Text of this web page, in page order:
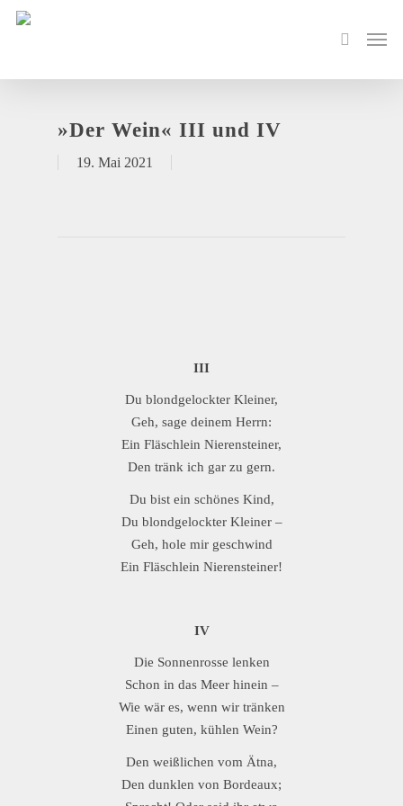
»Der Wein« III und IV
19. Mai 2021
III
Du blondgelockter Kleiner,
Geh, sage deinem Herrn:
Ein Fläschlein Nierensteiner,
Den tränk ich gar zu gern.
Du bist ein schönes Kind,
Du blondgelockter Kleiner –
Geh, hole mir geschwind
Ein Fläschlein Nierensteiner!
IV
Die Sonnenrosse lenken
Schon in das Meer hinein –
Wie wär es, wenn wir tränken
Einen guten, kühlen Wein?
Den weißlichen vom Ätna,
Den dunklen von Bordeaux;